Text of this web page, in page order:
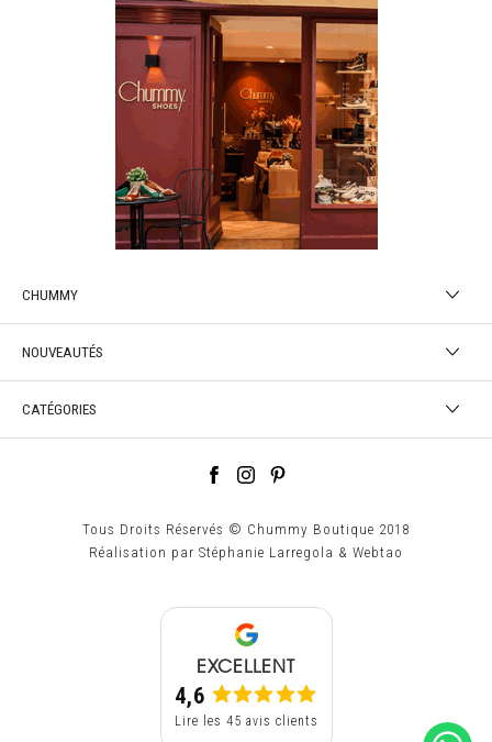
CHUMMY
NOUVEAUTÉS
CATÉGORIES
Tous Droits Réservés © Chummy Boutique 2018
Réalisation par Stéphanie Larregola & Webtao
EXCELLENT
4,6
Lire les 45 avis clients